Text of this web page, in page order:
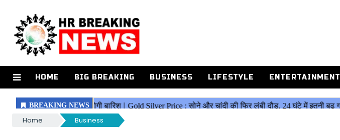
HOME BIG BREAKING BUSINESS LIFESTYLE ENTERTAINMENT
Home Business